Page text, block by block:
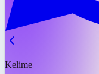
Kelime